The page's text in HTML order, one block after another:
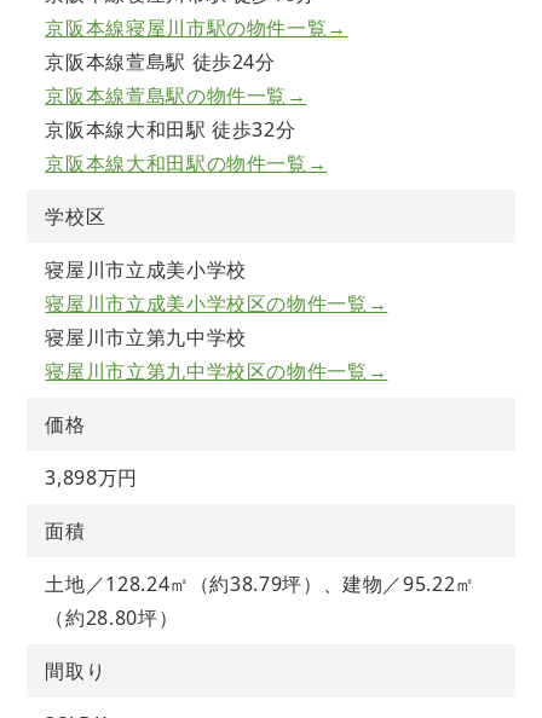
京阪本線寝屋川市駅の物件一覧→
京阪本線萱島駅 徒歩24分
京阪本線萱島駅の物件一覧→
京阪本線大和田駅 徒歩32分
京阪本線大和田駅の物件一覧→
学校区
寝屋川市立成美小学校
寝屋川市立成美小学校区の物件一覧→
寝屋川市立第九中学校
寝屋川市立第九中学校区の物件一覧→
価格
3,898万円
面積
土地／128.24㎡（約38.79坪）、建物／95.22㎡
（約28.80坪）
間取り